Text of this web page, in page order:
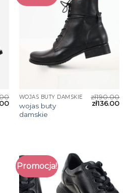
WOJAS BUTY DAMSKIE
wojas buty
damskie
zł190.00
zł136.00
Promocja!